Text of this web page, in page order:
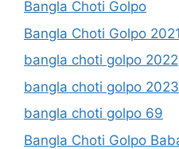
Bangla Choti Golpo
Bangla Choti Golpo 2021
bangla choti golpo 2022
bangla choti golpo 2023
bangla choti golpo 69
Bangla Choti Golpo